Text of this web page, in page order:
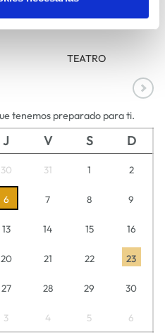
TEATRO
tenemos preparado para ti.
J V S D
30 31 1 2
6 7 8 9
13 14 15 16
20 21 22 23
27 28 29 30
3 4 5 6